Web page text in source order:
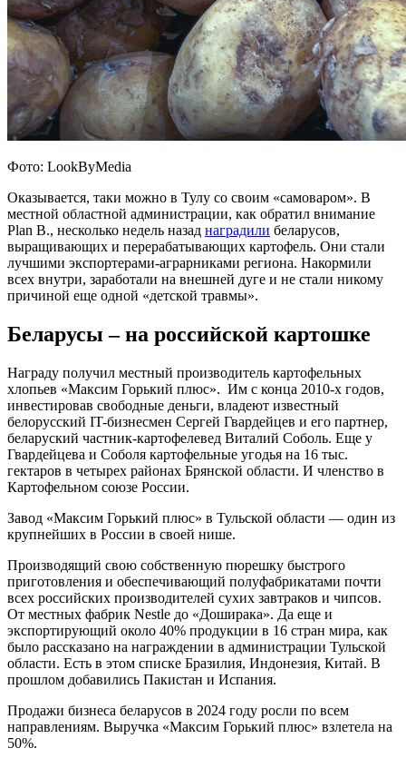
Фото: LookByMedia
Оказывается, таки можно в Тулу со своим «самоваром». В
местной областной администрации, как обратил внимание
Plan B., несколько недель назад наградили беларусов,
выращивающих и перерабатывающих картофель. Они стали
лучшими экспортерами-аграрниками региона. Накормили
всех внутри, заработали на внешней дуге и не стали никому
причиной еще одной «детской травмы».
Беларусы – на российской картошке
Награду получил местный производитель картофельных
хлопьев «Максим Горький плюс». Им c конца 2010-х годов,
инвестировав свободные деньги, владеют известный
белорусский IT-бизнесмен Сергей Гвардейцев и его партнер,
беларуский частник-картофелевед Виталий Соболь. Еще у
Гвардейцева и Соболя картофельные угодья на 16 тыс.
гектаров в четырех районах Брянской области. И членство в
Картофельном союзе России.
Завод «Максим Горький плюс» в Тульской области — один из
крупнейших в России в своей нише.
Производящий свою собственную пюрешку быстрого
приготовления и обеспечивающий полуфабрикатами почти
всех российских производителей сухих завтраков и чипсов.
От местных фабрик Nestle до «Доширака». Да еще и
экспортирующий около 40% продукции в 16 стран мира, как
было рассказано на награждении в администрации Тульской
области. Есть в этом списке Бразилия, Индонезия, Китай. В
прошлом добавились Пакистан и Испания.
Продажи бизнеса беларусов в 2024 году росли по всем
направлениям. Выручка «Максим Горький плюс» взлетела на
50%.